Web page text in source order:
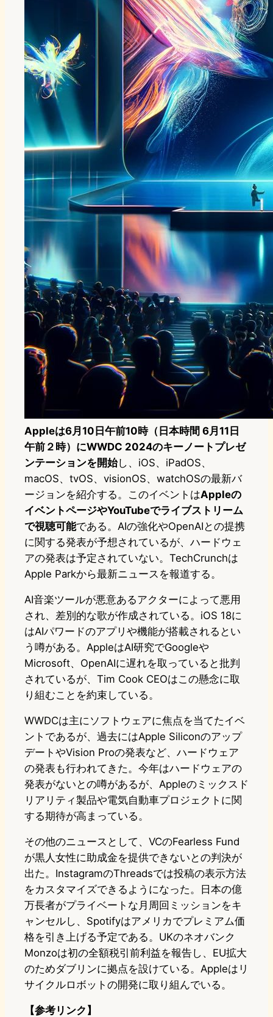
Appleは6月10日午前10時（日本時間 6月11日
午前２時）にWWDC 2024のキーノートプレゼ
ンテーションを開始し、iOS、iPadOS、
macOS、tvOS、visionOS、watchOSの最新バ
ージョンを紹介する。このイベントはAppleの
イベントページやYouTubeでライブストリーム
で視聴可能である。AIの強化やOpenAIとの提携
に関する発表が予想されているが、ハードウェ
アの発表は予定されていない。TechCrunchは
Apple Parkから最新ニュースを報道する。
AI音楽ツールが悪意あるアクターによって悪用
され、差別的な歌が作成されている。iOS 18に
はAIパワードのアプリや機能が搭載されるとい
う噂がある。AppleはAI研究でGoogleや
Microsoft、OpenAIに遅れを取っていると批判
されているが、Tim Cook CEOはこの懸念に取
り組むことを約束している。
WWDCは主にソフトウェアに焦点を当てたイベ
ントであるが、過去にはApple Siliconのアップ
デートやVision Proの発表など、ハードウェア
の発表も行われてきた。今年はハードウェアの
発表がないとの噂があるが、Appleのミックスド
リアリティ製品や電気自動車プロジェクトに関
する期待が高まっている。
その他のニュースとして、VCのFearless Fund
が黒人女性に助成金を提供できないとの判決が
出た。InstagramのThreadsでは投稿の表示方法
をカスタマイズできるようになった。日本の億
万長者がプライベートな月周回ミッションをキ
ャンセルし、Spotifyはアメリカでプレミアム価
格を引き上げる予定である。UKのネオバンク
Monzoは初の全額税引前利益を報告し、EU拡大
のためダブリンに拠点を設けている。Appleはリ
サイクルロボットの開発に取り組んでいる。
【参考リンク】